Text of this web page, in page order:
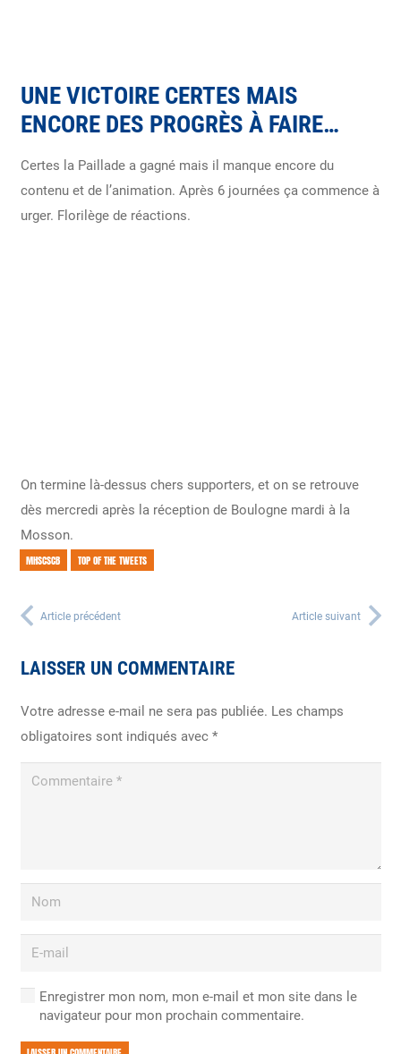
UNE VICTOIRE CERTES MAIS
ENCORE DES PROGRÈS À FAIRE…
Certes la Paillade a gagné mais il manque encore du
contenu et de l’animation. Après 6 journées ça commence à
urger. Florilège de réactions.
On termine là-dessus chers supporters, et on se retrouve
dès mercredi après la réception de Boulogne mardi à la
Mosson.
MHSCSCB TOP OF THE TWEETS
Article précédent Article suivant
LAISSER UN COMMENTAIRE
Votre adresse e-mail ne sera pas publiée. Les champs
obligatoires sont indiqués avec *
Enregistrer mon nom, mon e-mail et mon site dans le
navigateur pour mon prochain commentaire.